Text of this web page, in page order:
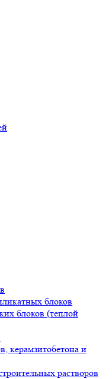
блоков
блоков (теплой
керамзитобетона и
растворов